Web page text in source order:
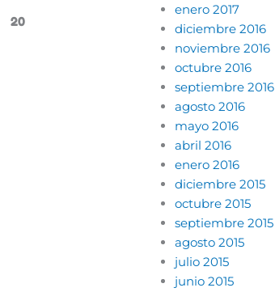
20
enero 2017
diciembre 2016
noviembre 2016
octubre 2016
septiembre 2016
agosto 2016
mayo 2016
abril 2016
enero 2016
diciembre 2015
octubre 2015
septiembre 2015
agosto 2015
julio 2015
junio 2015